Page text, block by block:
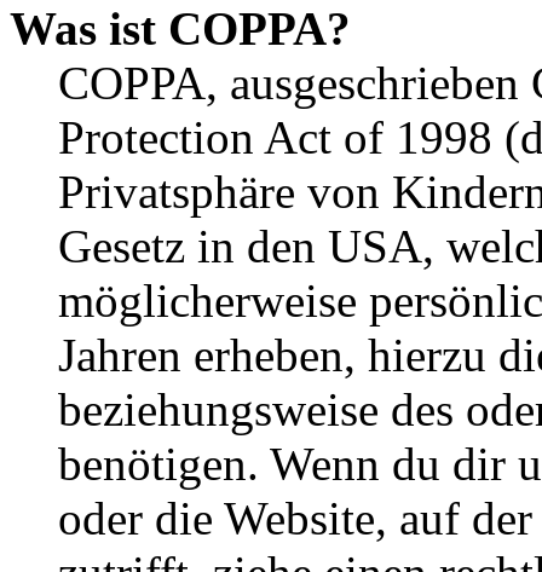
Was ist COPPA?
COPPA,
Protection Act of 1998
Privatsphäre von
Gesetz in den USA,
möglicherweise
Jahren erheben, hierzu
beziehungsweise des
benötigen. Wenn du dir
oder die Website, auf